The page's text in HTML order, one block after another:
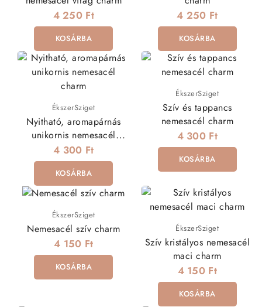
4 250 Ft
KOSÁRBA
4 250 Ft
KOSÁRBA
ÉkszerSziget
Nyitható, aromapárnás
unikornis nemesacél
charm
4 300 Ft
KOSÁRBA
ÉkszerSziget
Szív és tappancs
nemesacél charm
4 300 Ft
KOSÁRBA
ÉkszerSziget
Nemesacél szív charm
4 150 Ft
KOSÁRBA
ÉkszerSziget
Szív kristályos nemesacél
maci charm
4 150 Ft
KOSÁRBA